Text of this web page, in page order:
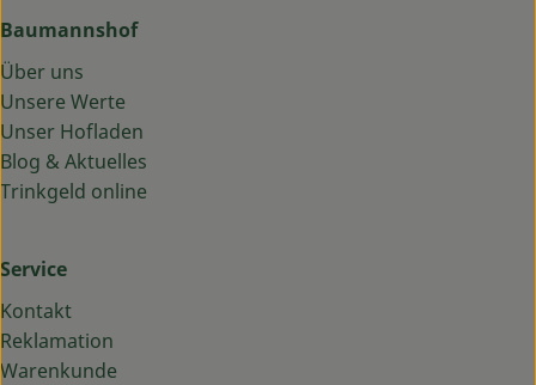
Baumannshof
Über uns
Unsere Werte
Unser Hofladen
Blog & Aktuelles
Trinkgeld online
Service
Kontakt
Reklamation
Warenkunde